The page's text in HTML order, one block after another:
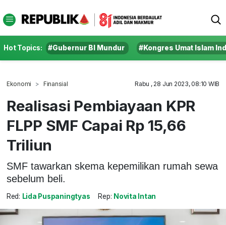
Hot Topics: #Gubernur BI Mundur #Kongres Umat Islam
Ekonomi Finansial Rabu , 28 Jun 2023, 08:10 WIB
Realisasi Pembiayaan KPR
FLPP SMF Capai Rp 15,66
Triliun
SMF tawarkan skema kepemilikan rumah sewa
sebelum beli.
Red: Lida Puspaningtyas Rep: Novita Intan